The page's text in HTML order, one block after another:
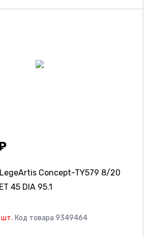
Concept-TY579 8/20
45 DIA 95.1
шт. Код товара 9349464